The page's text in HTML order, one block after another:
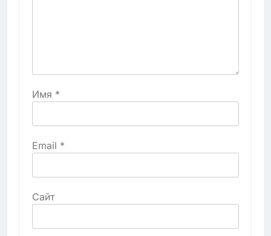
Имя *
Email *
Сайт